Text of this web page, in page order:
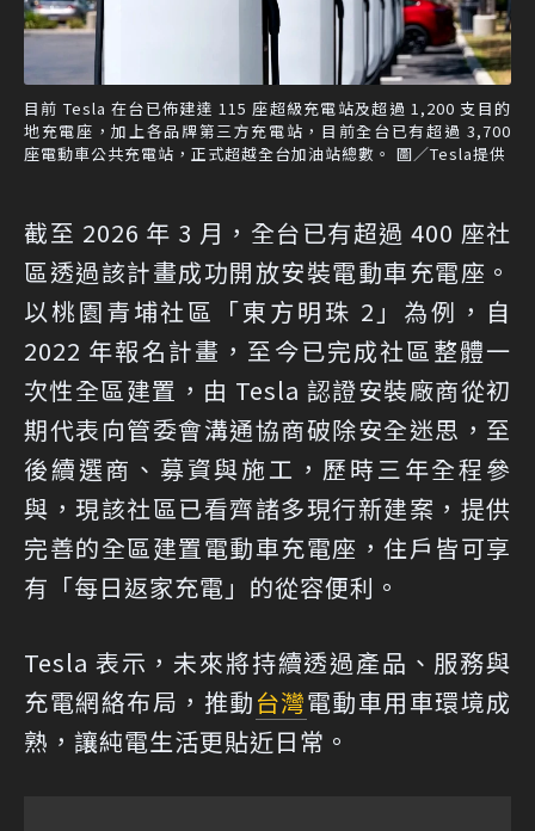
目前 Tesla 在台已佈建達 115 座超級充電站及超過 1,200 支目的
地充電座，加上各品牌第三方充電站，目前全台已有超過 3,700
座電動車公共充電站，正式超越全台加油站總數。 圖／Tesla提供
截至 2026 年 3 月，全台已有超過 400 座社
區透過該計畫成功開放安裝電動車充電座。
以桃園青埔社區「東方明珠 2」為例，自
2022 年報名計畫，至今已完成社區整體一
次性全區建置，由 Tesla 認證安裝廠商從初
期代表向管委會溝通協商破除安全迷思，至
後續選商、募資與施工，歷時三年全程參
與，現該社區已看齊諸多現行新建案，提供
完善的全區建置電動車充電座，住戶皆可享
有「每日返家充電」的從容便利。
Tesla 表示，未來將持續透過產品、服務與
充電網絡布局，推動台灣電動車用車環境成
熟，讓純電生活更貼近日常。